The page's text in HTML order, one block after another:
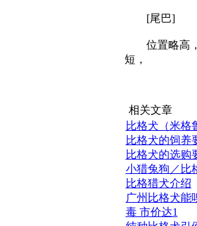
[尾巴]
位置略高，
短，
相关文章
比格犬（米格
比格犬的饲养
比格犬的选购
小猎兔狗／比
比格猎犬介绍
广州比格犬能
毒 市价达1